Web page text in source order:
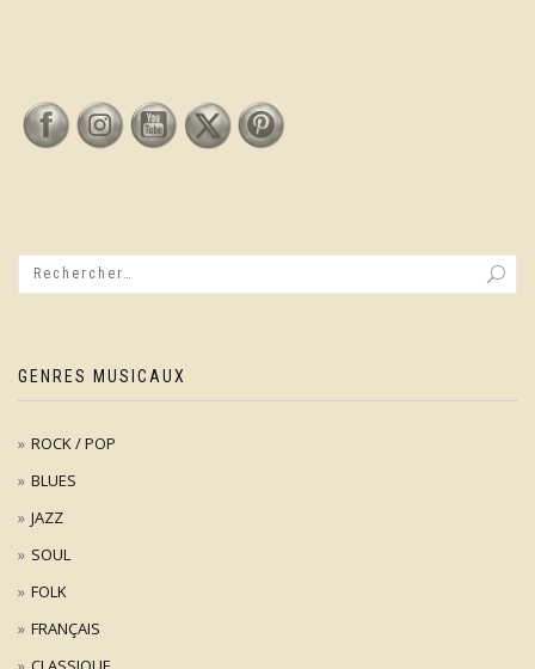
GENRES MUSICAUX
ROCK / POP
BLUES
JAZZ
SOUL
FOLK
FRANÇAIS